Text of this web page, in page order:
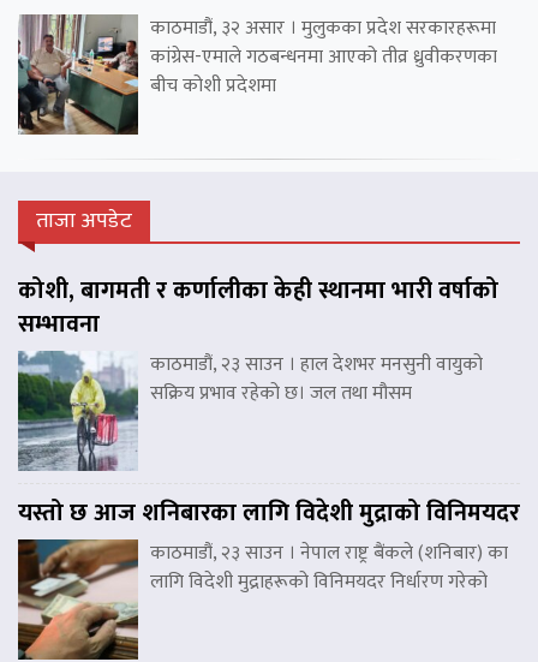
काठमाडौं, ३२ असार । मुलुकका प्रदेश सरकारहरूमा
कांग्रेस-एमाले गठबन्धनमा आएको तीव्र ध्रुवीकरणका
बीच कोशी प्रदेशमा
ताजा अपडेट
कोशी, बागमती र कर्णालीका केही स्थानमा भारी वर्षाको
सम्भावना
काठमाडौं, २३ साउन । हाल देशभर मनसुनी वायुको
सक्रिय प्रभाव रहेको छ। जल तथा मौसम
यस्तो छ आज शनिबारका लागि विदेशी मुद्राको विनिमयदर
काठमाडौं, २३ साउन । नेपाल राष्ट्र बैंकले (शनिबार) का
लागि विदेशी मुद्राहरूको विनिमयदर निर्धारण गरेको